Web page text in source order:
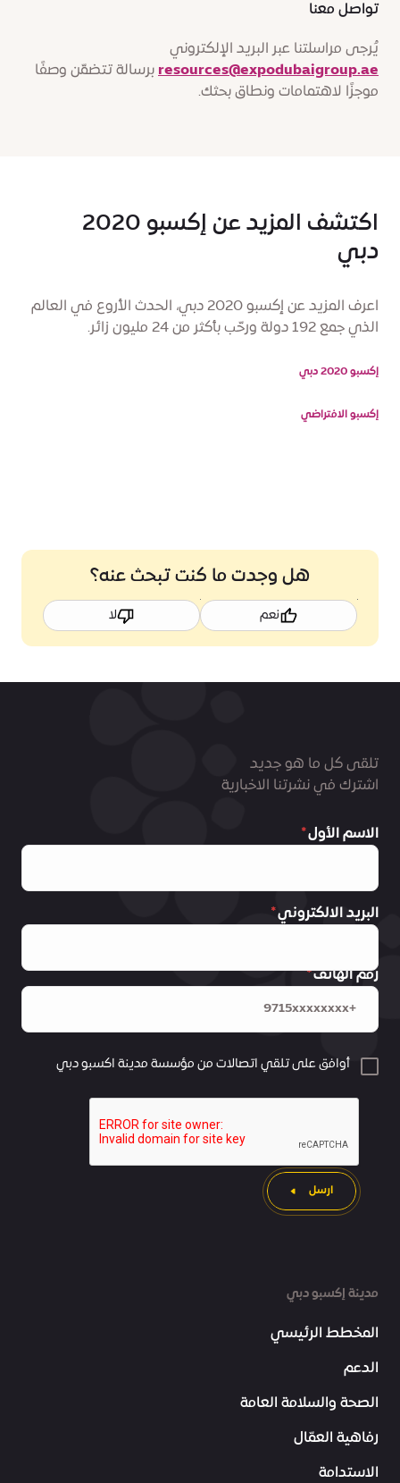
تواصل معنا
يُرجى مراسلتنا عبر البريد الإلكتروني
resources@expodubaigroup.ae برسالة تتضمّن وصفًا
موجزًا لاهتمامات ونطاق بحثك.
اكتشف المزيد عن إكسبو 2020
دبي
اعرف المزيد عن إكسبو 2020 دبي، الحدث الأروع في العالم
الذي جمع 192 دولة ورحّب بأكثر من 24 مليون زائر.
إكسبو 2020 دبي
إكسبو الافتراضي
هل وجدت ما كنت تبحث عنه؟
نعم لا
مدينة إكسبو دبي
المخطط الرئيسي
الدعم
الصحة والسلامة العامة
رفاهية العمّال
الاستدامة
تلقى كل ما هو جديد
اشترك في نشرتنا الاخبارية
الاسم الأول
البريد الالكتروني
رقم الهاتف
أوافق على تلقي اتصالات من مؤسسة مدينة اكسبو دبي
ارسل